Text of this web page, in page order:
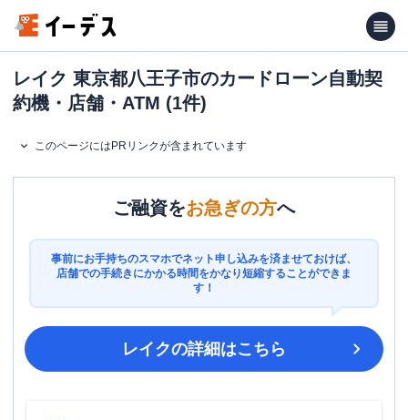
レイク 東京都八王子市のカードローン自動契
約機・店舗・ATM (1件)
このページにはPRリンクが含まれています
ご融資をお急ぎの方へ
事前にお手持ちのスマホでネット申し込みを済ませておけば、
店舗での手続きにかかる時間をかなり短縮することができま
す！
レイクの詳細はこちら